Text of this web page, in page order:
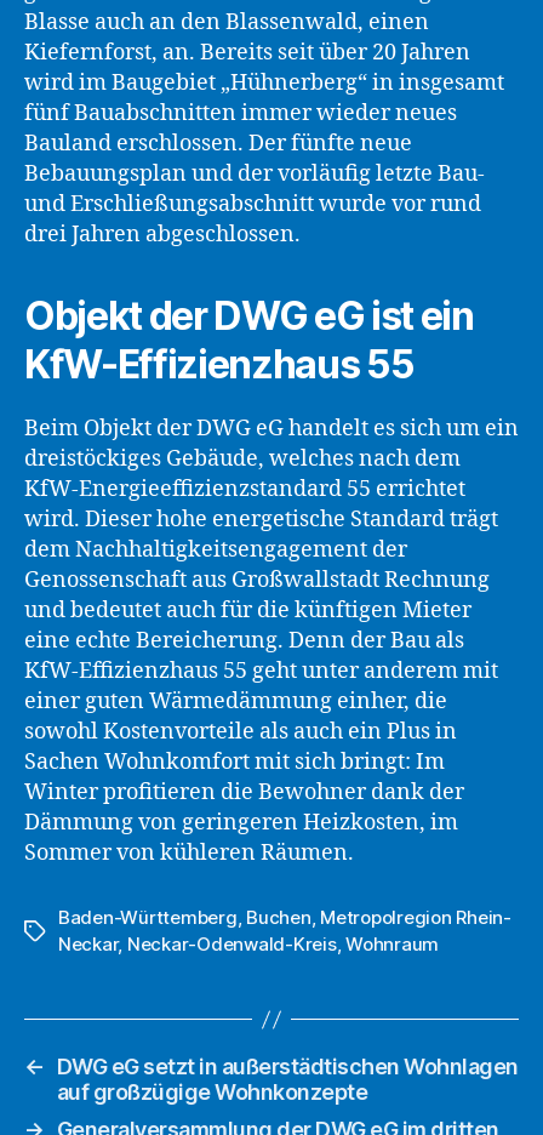
Blasse auch an den Blassenwald, einen
Kiefernforst, an. Bereits seit über 20 Jahren
wird im Baugebiet „Hühnerberg“ in insgesamt
fünf Bauabschnitten immer wieder neues
Bauland erschlossen. Der fünfte neue
Bebauungsplan und der vorläufig letzte Bau-
und Erschließungsabschnitt wurde vor rund
drei Jahren abgeschlossen.
Objekt der DWG eG ist ein
KfW-Effizienzhaus 55
Beim Objekt der DWG eG handelt es sich um ein
dreistöckiges Gebäude, welches nach dem
KfW-Energieeffizienzstandard 55 errichtet
wird. Dieser hohe energetische Standard trägt
dem Nachhaltigkeitsengagement der
Genossenschaft aus Großwallstadt Rechnung
und bedeutet auch für die künftigen Mieter
eine echte Bereicherung. Denn der Bau als
KfW-Effizienzhaus 55 geht unter anderem mit
einer guten Wärmedämmung einher, die
sowohl Kostenvorteile als auch ein Plus in
Sachen Wohnkomfort mit sich bringt: Im
Winter profitieren die Bewohner dank der
Dämmung von geringeren Heizkosten, im
Sommer von kühleren Räumen.
Schlagwörter
Baden-Württemberg, Buchen, Metropolregion Rhein-
Neckar, Neckar-Odenwald-Kreis,Wohnraum
←
DWG eG setzt in außerstädtischen Wohnlagen
auf großzügige Wohnkonzepte
→
Generalversammlung der DWG eG im dritten